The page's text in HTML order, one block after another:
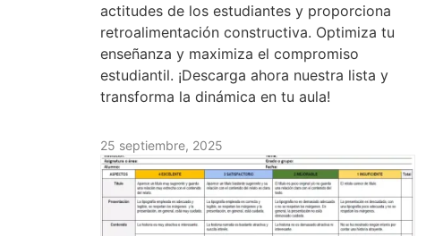
actitudes de los estudiantes y proporciona
retroalimentación constructiva. Optimiza tu
enseñanza y maximiza el compromiso
estudiantil. ¡Descarga ahora nuestra lista y
transforma la dinámica en tu aula!
25 septiembre, 2025